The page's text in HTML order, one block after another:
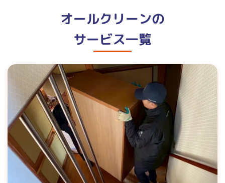
オールクリーンの
サービス一覧